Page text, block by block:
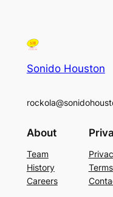
Sonido Houston
About
Team
History
Careers